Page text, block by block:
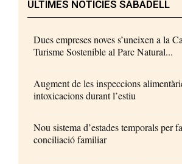
ÚLTIMES NOTÍCIES SABADELL
Dues empreses noves s’uneixen a la
Turisme Sostenible al Parc Natural...
Augment de les inspeccions
intoxicacions durant l’estiu
Nou sistema d’estades temporals per
conciliació familiar